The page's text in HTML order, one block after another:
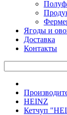
Ягоды и
Доставка
Контакты
HEINZ
Кетчуп